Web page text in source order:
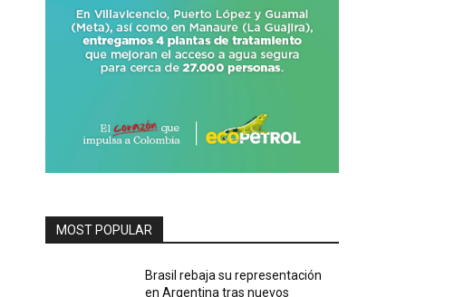
MOST POPULAR
Brasil rebaja su representación
en Argentina tras nuevos